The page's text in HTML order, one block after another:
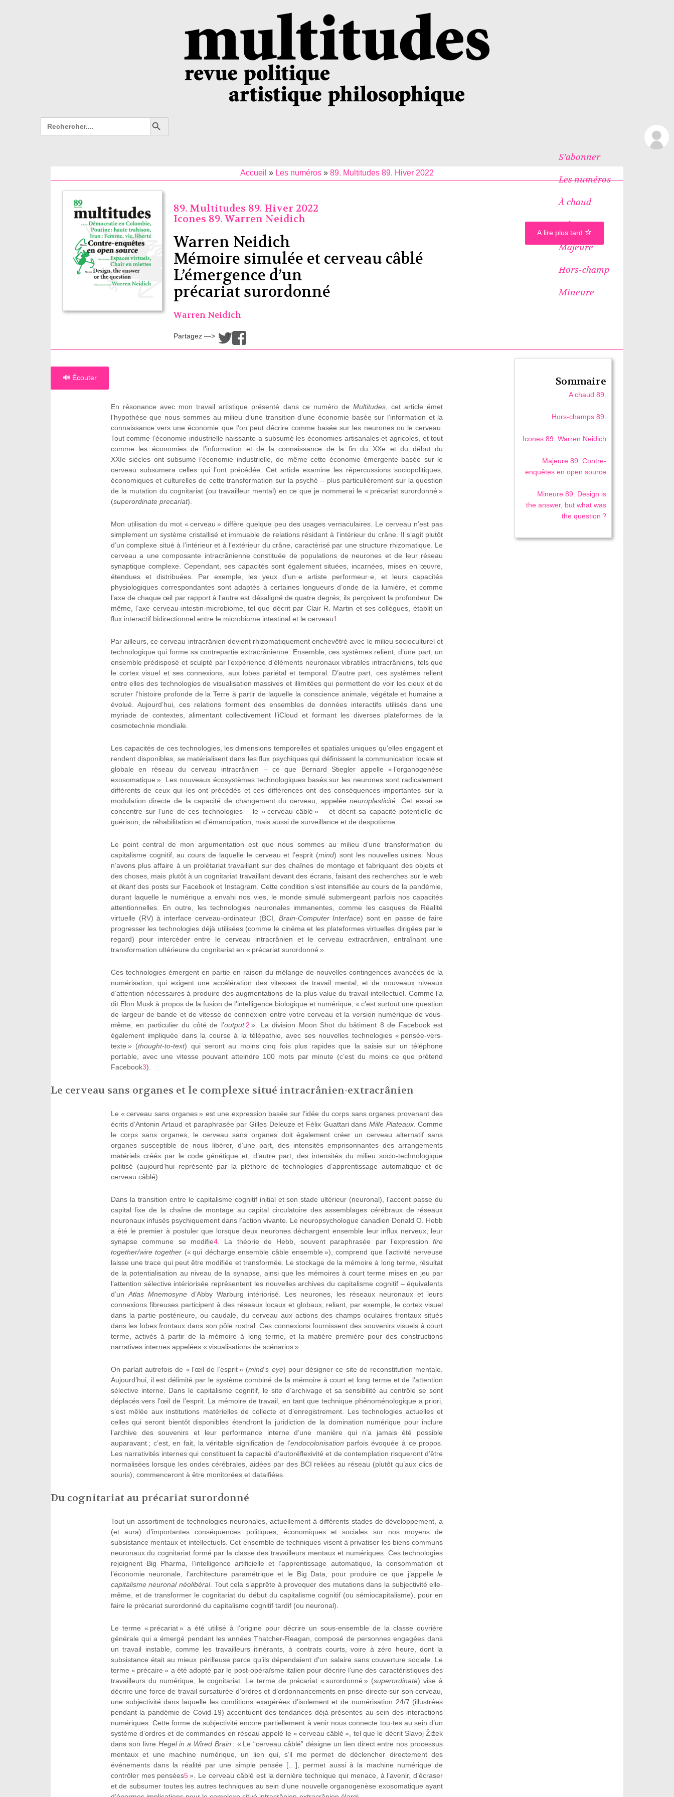
Search
for:
Search Button
S’abonner
Les numéros
À chaud
Icônes
Majeure
Hors-champ
Mineure
Accueil » Les numéros» 89. Multitudes 89. Hiver 2022
89. Multitudes 89. Hiver 2022
Icones 89. Warren Neidich
Warren Neidich
Mémoire simulée et cerveau câblé
L’émergence d’un
précariat surordonné
Warren Neidich
Partagez —> /
🔊 Écouter
En résonance avec mon travail artistique présenté dans ce numéro de Multitudes, cet article émet
l’hypothèse que nous sommes au milieu d’une transition d’une économie basée sur l’information et la
connaissance vers une économie que l’on peut décrire comme basée sur les neurones ou le cerveau.
Tout comme l’économie industrielle naissante a subsumé les économies artisanales et agricoles, et tout
comme les économies de l’information et de la connaissance de la fin du XXe et du début du
XXIesiècles ont subsumé l’économie industrielle, de même cette économie émergente basée sur le
cerveau subsumera celles qui l’ont précédée. Cet article examine les répercussions sociopolitiques,
économiques et culturelles de cette transformation sur la psyché – plus particulièrement sur la question
de la mutation du cognitariat (ou travailleur mental) en ce que je nommerai le « précariat surordonné »
(superordinate precariat).
Mon utilisation du mot « cerveau » diffère quelque peu des usages vernaculaires. Le cerveau n’est pas
simplement un système cristallisé et immuable de relations résidant à l’intérieur du crâne. Il s’agit plutôt
d’un complexe situé à l’intérieur et à l’extérieur du crâne, caractérisé par une structure rhizomatique. Le
cerveau a une composante intracrânienne constituée de populations de neurones et de leur réseau
synaptique complexe. Cependant, ses capacités sont également situées, incarnées, mises en œuvre,
étendues et distribuées. Par exemple, les yeux d’un·e artiste performeur·e, et leurs capacités
physiologiques correspondantes sont adaptés à certaines longueurs d’onde de la lumière, et comme
l’axe de chaque œil par rapport à l’autre est désaligné de quatre degrés, ils perçoivent la profondeur. De
même, l’axe cerveau-intestin-microbiome, tel que décrit par Clair R. Martin et ses collègues, établit un
flux interactif bidirectionnel entre le microbiome intestinal et le cerveau1
Par ailleurs, ce cerveau intracrânien devient rhizomatiquement enchevêtré avec le milieu socioculturel et
technologique qui forme sa contrepartie extracrânienne. Ensemble, ces systèmes relient, d’une part, un
ensemble prédisposé et sculpté par l’expérience d’éléments neuronaux vibratiles intracrâniens, tels que
le cortex visuel et ses connexions, aux lobes pariétal et temporal. D’autre part, ces systèmes relient
entre elles des technologies de visualisation massives et illimitées qui permettent de voir les cieux et de
scruter l’histoire profonde de la Terre à partir de laquelle la conscience animale, végétale et humaine a
évolué. Aujourd’hui, ces relations forment des ensembles de données interactifs utilisés dans une
myriade de contextes, alimentant collectivement l’iCloud et formant les diverses plateformes de la
cosmotechnie mondiale.
Les capacités de ces technologies, les dimensions temporelles et spatiales uniques qu’elles engagent et
rendent disponibles, se matérialisent dans les flux psychiques qui définissent la communication locale et
globale en réseau du cerveau intracrânien – ce que Bernard Stiegler appelle « l’organogenèse
exosomatique ». Les nouveaux écosystèmes technologiques basés sur les neurones sont radicalement
différents de ceux qui les ont précédés et ces différences ont des conséquences importantes sur la
modulation directe de la capacité de changement du cerveau, appeléeneuroplasticité . Cet essai se
concentre sur l’une de ces technologies – le « cerveau câblé » – et décrit sa capacité potentielle de
guérison, de réhabilitation et d’émancipation, mais aussi de surveillance et de despotisme.
Le point central de mon argumentation est que nous sommes au milieu d’une transformation du
capitalisme cognitif, au cours de laquelle le cerveau et l’esprit (mind) sont les nouvelles usines. Nous
n’avons plus affaire à un prolétariat travaillant sur des chaînes de montage et fabriquant des objets et
des choses, mais plutôt à un cognitariat travaillant devant des écrans, faisant des recherches sur le web
etlikantdes posts sur Facebook et Instagram. Cette condition s’est intensifiée au cours de la pandémie,
durant laquelle le numérique a envahi nos vies, le monde simulé submergeant parfois nos capacités
attentionnelles. En outre, les technologies neuronales immanentes, comme les casques de Réalité
virtuelle (RV) à interface cerveau-ordinateur (BCI , Brain-Computer Interface) sont en passe de faire
progresser les technologies déjà utilisées (comme le cinéma et les plateformes virtuelles dirigées par le
regard) pour intercéder entre le cerveau intracrânien et le cerveau extracrânien, entraînant une
transformation ultérieure du cognitariat en « précariat surordonné ».
Ces technologies émergent en partie en raison du mélange de nouvelles contingences avancées de la
numérisation, qui exigent une accélération des vitesses de travail mental, et de nouveaux niveaux
d’attention nécessaires à produire des augmentations de la plus-value du travail intellectuel. Comme l’a
dit Elon Musk à propos de la fusion de l’intelligence biologique et numérique, « c’est surtout une question
de largeur de bande et de vitesse de connexion entre votre cerveau et la version numérique de vous-
même, en particulier du côté de l’output2 ». La division Moon Shot du bâtiment 8 de Facebook est
également impliquée dans la course à la télépathie, avec ses nouvelles technologies « pensée-vers-
texte » (thought-to-text) qui seront au moins cinq fois plus rapides que la saisie sur un téléphone
portable, avec une vitesse pouvant atteindre 100 mots par minute (c’est du moins ce que prétend
Facebook3).
Le cerveau sans organes et le complexe situé intracrânien-extracrânien
Le « cerveau sans organes » est une expression basée sur l’idée du corps sans organes provenant des
écrits d’Antonin Artaud et paraphrasée par Gilles Deleuze et Félix Guattari dans Mille Plateaux. Comme
le corps sans organes, le cerveau sans organes doit également créer un cerveau alternatif sans
organes susceptible de nous libérer, d’une part, des intensités emprisonnantes des arrangements
matériels créés par le code génétique et, d’autre part, des intensités du milieu socio-technologique
politisé (aujourd’hui représenté par la pléthore de technologies d’apprentissage automatique et de
cerveau câblé).
Dans la transition entre le capitalisme cognitif initial et son stade ultérieur (neuronal), l’accent passe du
capital fixe de la chaîne de montage au capital circulatoire des assemblages cérébraux de réseaux
neuronaux infusés psychiquement dans l’action vivante. Le neuropsychologue canadien Donald O. Hebb
a été le premier à postuler que lorsque deux neurones déchargent ensemble leur influx nerveux, leur
synapse commune se modifie4. La théorie de Hebb, souvent paraphrasée par l’expressionfire
together/wire together (« qui décharge ensemble câble ensemble »), comprend que l’activité nerveuse
laisse une trace qui peut être modifiée et transformée. Le stockage de la mémoire à long terme, résultat
de la potentialisation au niveau de la synapse, ainsi que les mémoires à court terme mises en jeu par
l’attention sélective intériorisée représentent les nouvelles archives du capitalisme cognitif – équivalents
d’un Atlas Mnemosyned’Abby Warburg intériorisé. Les neurones, les réseaux neuronaux et leurs
connexions fibreuses participent à des réseaux locaux et globaux, reliant, par exemple, le cortex visuel
dans la partie postérieure, ou caudale, du cerveau aux actions des champs oculaires frontaux situés
dans les lobes frontaux dans son pôle rostral. Ces connexions fournissent des souvenirs visuels à court
terme, activés à partir de la mémoire à long terme, et la matière première pour des constructions
narratives internes appelées « visualisations de scénarios ».
On parlait autrefois de « l’œil de l’esprit » (mind’s eye) pour désigner ce site de reconstitution mentale.
Aujourd’hui, il est délimité par le système combiné de la mémoire à court et long terme et de l’attention
sélective interne. Dans le capitalisme cognitif, le site d’archivage et sa sensibilité au contrôle se sont
déplacés vers l’œil de l’esprit. La mémoire de travail, en tant que technique phénoménologique a priori,
s’est mêlée aux institutions matérielles de collecte et d’enregistrement. Les technologies actuelles et
celles qui seront bientôt disponibles étendront la juridiction de la domination numérique pour inclure
l’archive des souvenirs et leur performance interne d’une manière qui n’a jamais été possible
auparavant ; c’est, en fait, la véritable signification de l’endocolonisation parfois évoquée à ce propos.
Les narrativités internes qui constituent la capacité d’autoréflexivité et de contemplation risqueront d’être
normalisées lorsque les ondes cérébrales, aidées par des BCI reliées au réseau (plutôt qu’aux clics de
souris), commenceront à être monitorées et dataifiées.
Du cognitariat au précariat surordonné
Tout un assortiment de technologies neuronales, actuellement à différents stades de développement, a
(et aura) d’importantes conséquences politiques, économiques et sociales sur nos moyens de
subsistance mentaux et intellectuels. Cet ensemble de techniques visent à privatiser les biens communs
neuronaux du cognitariat formé par la classe des travailleurs mentaux et numériques. Ces technologies
rejoignent Big Pharma, l’intelligence artificielle et l’apprentissage automatique, la consommation et
l’économie neuronale, l’architecture paramétrique et le Big Data, pour produire ce que j’appellele
capitalisme neuronal néolibéral. Tout cela s’apprête à provoquer des mutations dans la subjectivité elle-
même, et de transformer le cognitariat du début du capitalisme cognitif (ou sémiocapitalisme), pour en
faire le précariat surordonné du capitalisme cognitif tardif (ou neuronal).
Le terme « précariat » a été utilisé à l’origine pour décrire un sous-ensemble de la classe ouvrière
générale qui a émergé pendant les années Thatcher-Reagan, composé de personnes engagées dans
un travail instable, comme les travailleurs itinérants, à contrats courts, voire à zéro heure, dont la
subsistance était au mieux périlleuse parce qu’ils dépendaient d’un salaire sans couverture sociale. Le
terme « précaire » a été adopté par le post-opéraïsme italien pour décrire l’une des caractéristiques des
travailleurs du numérique, le cognitariat. Le terme de précariat « surordonné » (superordinate) vise à
décrire une force de travail sursaturée d’ordres et d’ordonnancements en prise directe sur son cerveau,
une subjectivité dans laquelle les conditions exagérées d’isolement et de numérisation 24/7 (illustrées
pendant la pandémie de Covid-19) accentuent des tendances déjà présentes au sein des interactions
numériques. Cette forme de subjectivité encore partiellement à venir nous connecte tou·tes au sein d’un
système d’ordres et de commandes en réseau appelé le « cerveau câblé », tel que le décrit Slavoj Žižek
dans son livre Hegel in a Wired Brain : « Le “cerveau câblé” désigne un lien direct entre nos processus
mentaux et une machine numérique, un lien qui, s’il me permet de déclencher directement des
événements dans la réalité par une simple pensée […], permet aussi à la machine numérique de
contrôler mes pensées5». Le cerveau câblé est la dernière technique qui menace, à l’avenir, d’écraser
et de subsumer toutes les autres techniques au sein d’une nouvelle organogenèse exosomatique ayant
A lire plus tard
Sommaire
A chaud 89.
Hors-champs 89.
Icones 89. Warren Neidich
Majeure 89. Contre-
enquêtes en open source
Mineure 89. Design is
the answer, but what was
the question ?